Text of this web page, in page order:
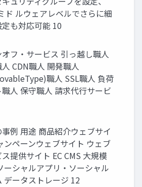
ド ルウェアレベルでさらに細
も対応可能 10
フ・サービス 引っ越し職人
CDN職人 開発職人
職人 SSL職人 負荷
人 保守職人 請求代行サービ
例 用途 商品紹介ウェブサイ
ンペーンウェブサイト ウェブ
提供サイト EC CMS 大規模
ーシャルアプリ・ソーシャル
データストレージ 12